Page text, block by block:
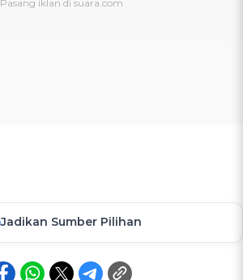
Jadikan Sumber Pilihan